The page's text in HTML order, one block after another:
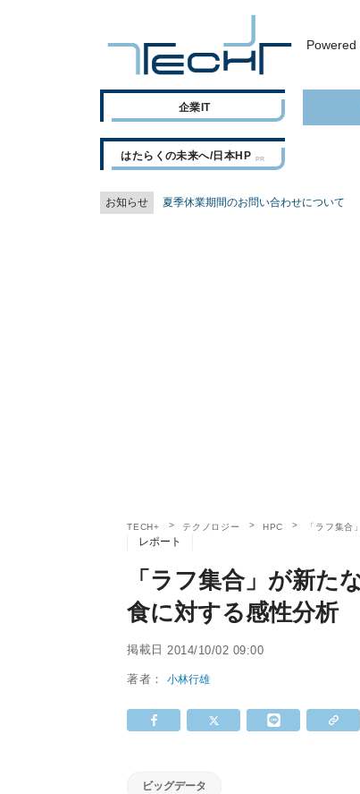
Powered
企業IT
はたらくの未来へ/日本HP
お知らせ 夏季休業期間のお問い合わせについて
TECH+ テクノロジー HPC 「ラフ集
レポート
「ラフ集合」が新た
食に対する感性分析
掲載日 2014/10/02 09:00
著者：小林行雄
ビッグデータ